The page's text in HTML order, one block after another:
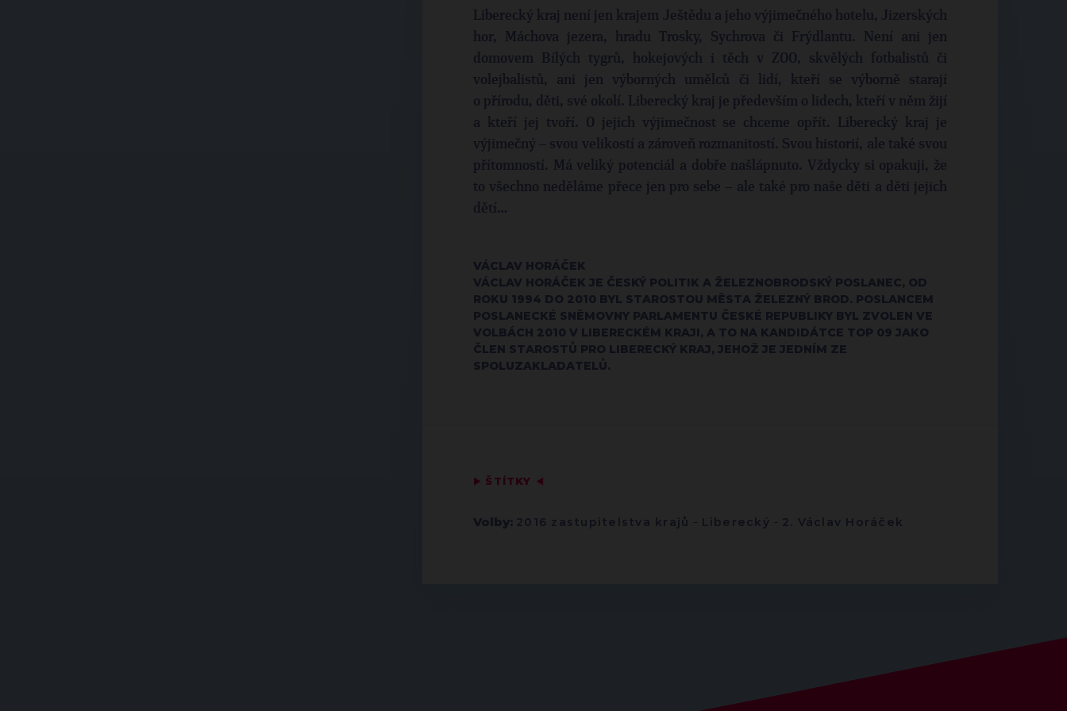
Liberecký kraj není jen krajem Ještědu a jeho výjimečného hotelu, Jizerských
hor, Máchova jezera, hradu Trosky, Sychrova či Frýdlantu. Není ani jen
domovem Bílých tygrů, hokejových i těch v ZOO, skvělých fotbalistů či
volejbalistů, ani jen výborných umělců či lidí, kteří se výborně starají
o přírodu, děti, své okolí. Liberecký kraj je především o lidech, kteří v něm žijí
a kteří jej tvoří. O jejich výjimečnost se chceme opřít. Liberecký kraj je
výjimečný – svou velikostí a zároveň rozmanitostí. Svou historií, ale také svou
přítomností. Má veliký potenciál a dobře našlápnuto. Vždycky si opakuji, že
to všechno neděláme přece jen pro sebe – ale také pro naše děti a děti jejich
dětí…
VÁCLAV HORÁČEK
VÁCLAV HORÁČEK JE ČESKÝ POLITIK A ŽELEZNOBRODSKÝ POSLANEC, OD
ROKU 1994 DO 2010 BYL STAROSTOU MĚSTA ŽELEZNÝ BROD. POSLANCEM
POSLANECKÉ SNĚMOVNY PARLAMENTU ČESKÉ REPUBLIKY BYL ZVOLEN VE
VOLBÁCH 2010 V LIBERECKÉM KRAJI, A TO NA KANDIDÁTCE TOP 09 JAKO
ČLEN STAROSTŮ PRO LIBERECKÝ KRAJ, JEHOŽ JE JEDNÍM ZE
SPOLUZAKLADATELŮ.
▶ ŠTÍTKY ◀
Volby: 2016 zastupitelstva krajů - Liberecký - 2. Václav Horáček